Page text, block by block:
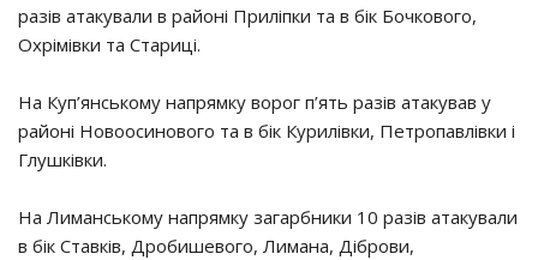
разів атакували в районі Приліпки та в бік Бочкового,
Охрімівки та Стариці.
На Куп’янському напрямку ворог п’ять разів атакував у
районі Новоосинового та в бік Курилівки, Петропавлівки і
Глушківки.
На Лиманському напрямку загарбники 10 разів атакували
в бік Ставків, Дробишевого, Лимана, Діброви,